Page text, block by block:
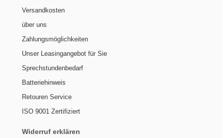
Versandkosten
über uns
Zahlungsmöglichkeiten
Unser Leasingangebot für Sie
Sprechstundenbedarf
Batteriehinweis
Retouren Service
ISO 9001 Zertifiziert
Widerruf erklären